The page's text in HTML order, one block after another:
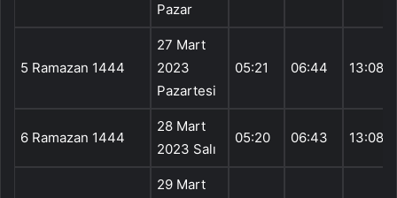
Pazar
5 Ramazan 1444
27 Mart
2023
Pazartesi
05:21 06:44 13:08
6 Ramazan 1444
28 Mart
2023 Salı
05:20 06:43 13:08
29 Mart